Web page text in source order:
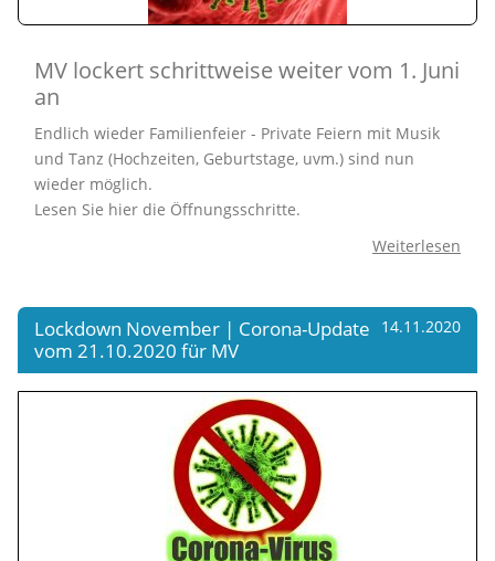
MV lockert schrittweise weiter vom 1. Juni
an
Endlich wieder Familienfeier - Private Feiern mit Musik
und Tanz (Hochzeiten, Geburtstage, uvm.) sind nun
wieder möglich.
Lesen Sie hier die Öffnungsschritte.
Weiterlesen
14.11.2020
Lockdown November | Corona-Update
vom 21.10.2020 für MV